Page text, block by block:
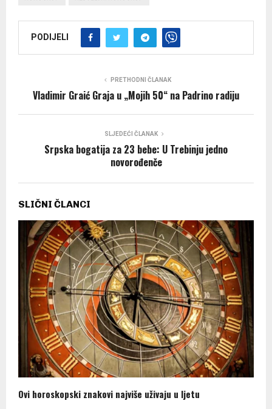
PODIJELI
PRETHODNI ČLANAK
Vladimir Graić Graja u „Mojih 50“ na Padrino radiju
SLJEDEĆI ČLANAK
Srpska bogatija za 23 bebe: U Trebinju jedno
novorođenče
SLIČNI ČLANCI
Ovi horoskopski znakovi najviše uživaju u ljetu